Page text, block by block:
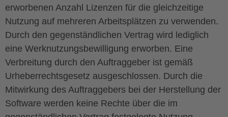
erworbenen Anzahl Lizenzen für die gleichzeitige
Nutzung auf mehreren Arbeitsplätzen zu verwenden.
Durch den gegenständlichen Vertrag wird lediglich
eine Werknutzungsbewilligung erworben. Eine
Verbreitung durch den Auftraggeber ist gemäß
Urheberrechtsgesetz ausgeschlossen. Durch die
Mitwirkung des Auftraggebers bei der Herstellung der
Software werden keine Rechte über die im